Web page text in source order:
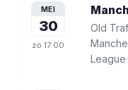
MEI
30
zo 17:00
Old
League